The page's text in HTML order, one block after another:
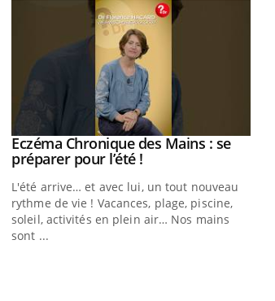
Youtube
Eczéma Chronique des Mains : se
préparer pour l’été !Youtube
L'été arrive… et avec lui, un tout nouveau
rythme de vie ! Vacances, plage, piscine,
soleil, activités en plein air… Nos mains
sont ...